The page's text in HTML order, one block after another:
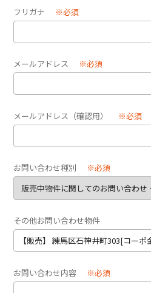
フリガナ ※必須
メールアドレス ※必須
メールアドレス（確認用） ※必須
お問い合わせ種別 ※必須
その他お問い合わせ物件
お問い合わせ内容 ※必須